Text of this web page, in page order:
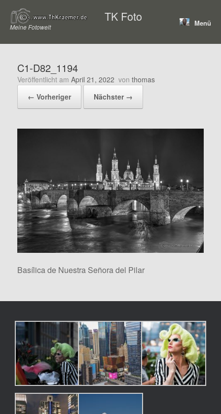
Inhalt
springen
TK Foto
Meine Fotowelt Menü
C1-D82_1194
Veröffentlicht am April 21, 2022 von thomas
← Vorheriger
Nächster →
Basílica de Nuestra Señora del Pilar